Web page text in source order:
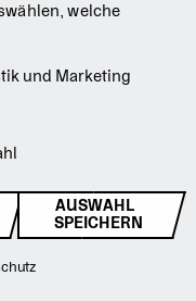
zum Seitenanfang
welche
und Marketing
AUSWAHL
SPEICHERN